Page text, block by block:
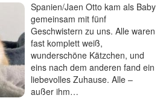
Spanien/Jaen Otto kam als Baby
gemeinsam mit fünf
Geschwistern zu uns. Alle waren
fast komplett weiß,
wunderschöne Kätzchen, und
eins nach dem anderen fand ein
liebevolles Zuhause. Alle –
außer ihm…